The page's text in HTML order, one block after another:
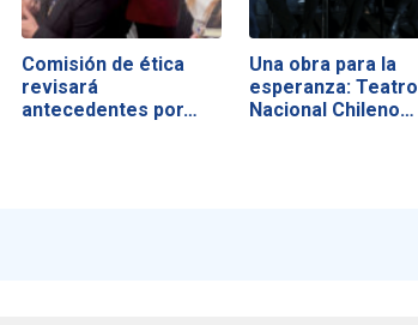
Comisión de ética
revisará
antecedentes por…
Una obra para la
esperanza: Teatro
Nacional Chileno…